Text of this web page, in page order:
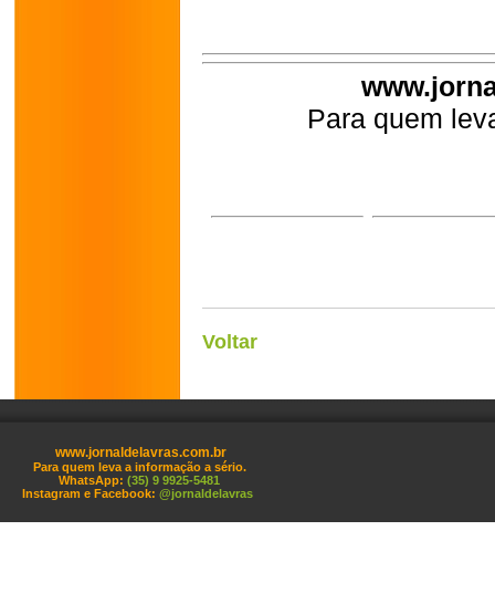
Para quem
Voltar
www.jornaldelavras.com.br
Para quem leva a informação a sério.
WhatsApp: (35) 9 9925-5481
Instagram e Facebook: @jornaldelavras